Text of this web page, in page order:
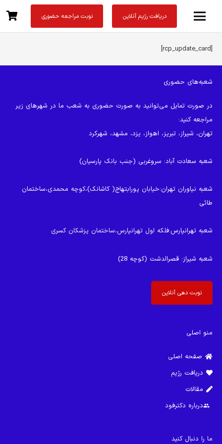
دریافت رژیم آنلاین نوبت مراجعه حضوری
[rcp_update_card]
شعبه‌های حضوری
در صورت تمایل می‌توانید به صورت حضوری به شعب ما در شهرهای زیر
مراجعه کنید:
تهران، شیراز، تبریز، اهواز، یزد، مشهد، شهرکرد
شعبه سعادت آباد: سروغربی (جنب بانک پارسیان)
شعبه نیاوران تهران:خیابان پورابتهاج( کاشانک)،کوچه محمدی،ساختمان
طائی
شعبه تهرانپارس:فلکه اول تهرانپارس،ساختمان پزشکان کسری
شعبه شیراز: قصرالدشت (کوچه 28)
نوبت دهی آنلاین
منو اصلی
صفحه اصلی
دریافت رژیم
مقالات
groupدرباره دکترفود
ما را دنبال کنید